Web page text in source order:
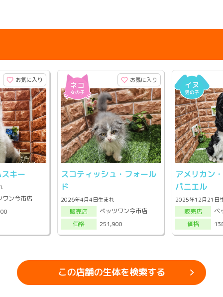
お気に入り
キー
ワン今市店
お気に入り
スコティッシュ・フォール
ド
2026年4月4日生まれ
販売店
ペッツワン今市店
価格
251,900
アメリカン
パニエル
2025年12月21日
販売店
ペ
価格
この店舗の生体を検索する